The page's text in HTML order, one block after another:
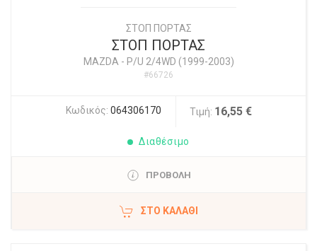
ΣΤΟΠ ΠΟΡΤΑΣ
ΣΤΟΠ ΠΟΡΤΑΣ
MAZDA - P/U 2/4WD (1999-2003)
#66726
Κωδικός: 064306170 Τιμή: 16,55 €
Διαθέσιμο
ΠΡΟΒΟΛΗ
ΣΤΟ ΚΑΛΆΘΙ